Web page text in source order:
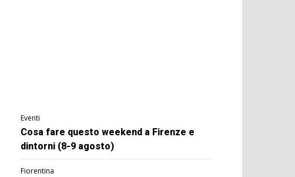
Eventi
Cosa fare questo weekend a Firenze e
dintorni (8-9 agosto)
Fiorentina